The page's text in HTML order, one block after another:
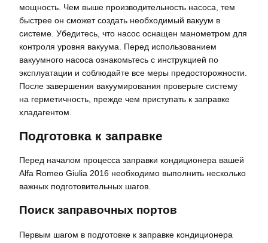
мощность. Чем выше производительность насоса, тем
быстрее он сможет создать необходимый вакуум в
системе. Убедитесь, что насос оснащен манометром для
контроля уровня вакуума. Перед использованием
вакуумного насоса ознакомьтесь с инструкцией по
эксплуатации и соблюдайте все меры предосторожности.
После завершения вакуумирования проверьте систему
на герметичность, прежде чем приступать к заправке
хладагентом.
Подготовка к заправке
Перед началом процесса заправки кондиционера вашей
Alfa Romeo Giulia 2016 необходимо выполнить несколько
важных подготовительных шагов.
Поиск заправочных портов
Первым шагом в подготовке к заправке кондиционера